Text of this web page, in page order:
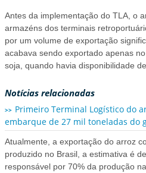
Antes da implementação do TLA, o
armazéns dos terminais
por um volume de exportação
acabava sendo exportado apenas
soja, quando havia disponibilidade
Notícias relacionadas
Primeiro Terminal Logístico do
embarque de 27 mil toneladas do
Atualmente, a exportação do arroz
produzido no Brasil, a estimativa é
responsável por 70% da produção